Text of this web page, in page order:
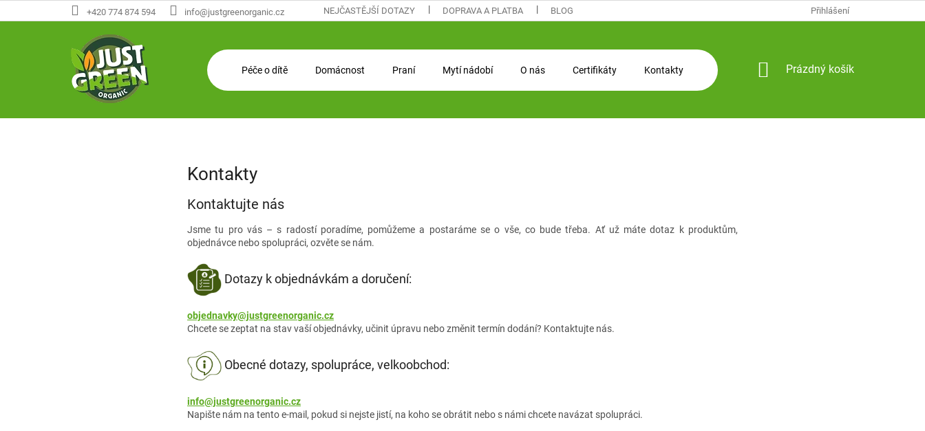
na
+420 774 874 594 info@justgreenorganic.cz NEJČASTĚJŠÍ DOTAZY DOPRAVA A PLATBA BLOG Přihlášení
Péče o dítě Domácnost Praní Mytí nádobí O nás Certifikáty Kontakty
NÁKUPNÍ
Prázdný košík
Kontakty
Kontaktujte nás
Jsme tu pro vás – s radostí poradíme, pomůžeme a postaráme se o vše, co bude třeba. Ať už máte dotaz k produktům,
objednávce nebo spolupráci, ozvěte se nám.
Dotazy k objednávkám a doručení:
objednavky@justgreenorganic.cz
Chcete se zeptat na stav vaší objednávky, učinit úpravu nebo změnit termín dodání? Kontaktujte nás.
Obecné dotazy, spolupráce, velkoobchod:
info@justgreenorganic.cz
Napište nám na tento e-mail, pokud si nejste jistí, na koho se obrátit nebo s námi chcete navázat spolupráci.